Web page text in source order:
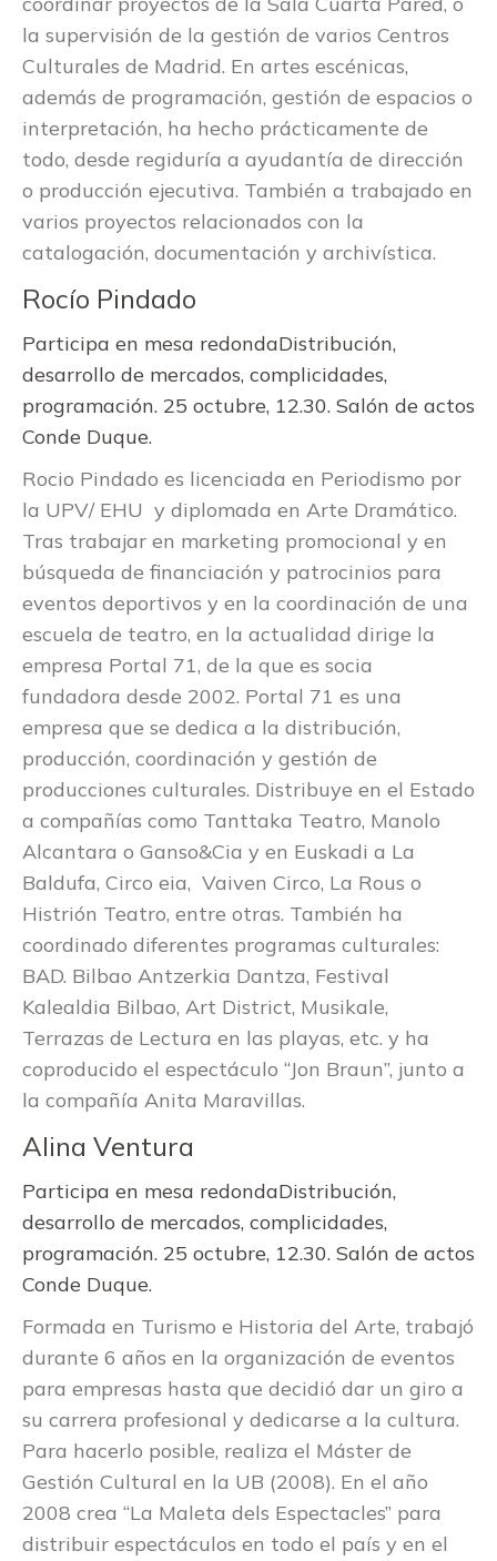
la supervisión de la gestión de varios Centros
Culturales de Madrid. En artes escénicas,
además de programación, gestión de espacios o
interpretación, ha hecho prácticamente de
todo, desde regiduría a ayudantía de dirección
o producción ejecutiva. También a trabajado en
varios proyectos relacionados con la
catalogación, documentación y archivística.
Rocío Pindado
Participa en mesa redondaDistribución,
desarrollo de mercados, complicidades,
programación. 25 octubre, 12.30. Salón de actos
Conde Duque.
Rocio Pindado es licenciada en Periodismo por
la UPV/ EHU y diplomada en Arte Dramático.
Tras trabajar en marketing promocional y en
búsqueda de financiación y patrocinios para
eventos deportivos y en la coordinación de una
escuela de teatro, en la actualidad dirige la
empresa Portal 71, de la que es socia
fundadora desde 2002. Portal 71 es una
empresa que se dedica a la distribución,
producción, coordinación y gestión de
producciones culturales. Distribuye en el Estado
a compañías como Tanttaka Teatro, Manolo
Alcantara o Ganso&Cia y en Euskadi a La
Baldufa, Circo eia, Vaiven Circo, La Rous o
Histrión Teatro, entre otras. También ha
coordinado diferentes programas culturales:
BAD. Bilbao Antzerkia Dantza, Festival
Kalealdia Bilbao, Art District, Musikale,
Terrazas de Lectura en las playas, etc. y ha
coproducido el espectáculo “Jon Braun”, junto a
la compañía Anita Maravillas.
Alina Ventura
Participa en mesa redondaDistribución,
desarrollo de mercados, complicidades,
programación. 25 octubre, 12.30. Salón de actos
Conde Duque.
Formada en Turismo e Historia del Arte, trabajó
durante 6 años en la organización de eventos
para empresas hasta que decidió dar un giro a
su carrera profesional y dedicarse a la cultura.
Para hacerlo posible, realiza el Máster de
Gestión Cultural en la UB (2008). En el año
2008 crea “La Maleta dels Espectacles” para
distribuir espectáculos en todo el país y en el